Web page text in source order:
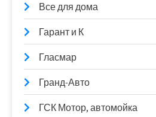
Все для дома
Гарант и К
Гласмар
Гранд-Авто
ГСК Мотор, автомойка